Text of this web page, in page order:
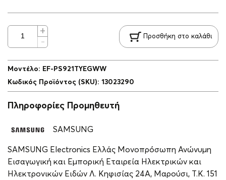
Προσθήκη στο καλάθι
Μοντέλο: EF-PS921TYEGWW
Κωδικός Προϊόντος (SKU): 13023290
Πληροφορίες Προμηθευτή
SAMSUNG
SAMSUNG Electronics Ελλάς Μονοπρόσωπη Ανώνυμη
Εισαγωγική και Εμπορική Εταιρεία Ηλεκτρικών και
Ηλεκτρονικών Ειδών Λ. Κηφισίας 24A, Μαρούσι, Τ.Κ. 151